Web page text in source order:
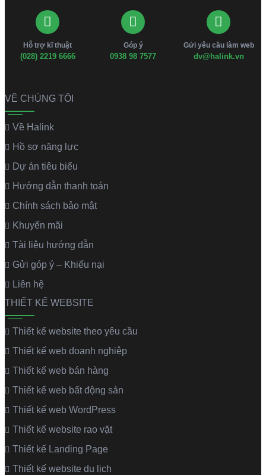
Hỗ trợ kĩ thuật
(028) 2219 6666
Góp ý
0938 98 7577
Gửi yêu cầu làm web
dv@halink.vn
VỀ CHÚNG TÔI
Về Halink
Hồ sơ năng lực
Dự án tiêu biểu
Hướng dẫn thanh toán
Chính sách bảo mật
Khuyến mãi
Tài liệu hướng dẫn
Gửi góp ý – Khiếu nại
Liên hệ
THIẾT KẾ WEBSITE
Thiết kế website theo yêu cầu
Thiết kế web doanh nghiệp
Thiết kế web bán hàng
Thiết kế web bất động sản
Thiết kế web WordPress
Thiết kế website rao vặt
Thiết kế Landing Page
Thiết kế website du lịch